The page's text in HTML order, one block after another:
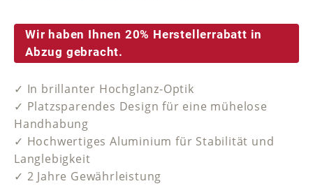
Wir haben Ihnen 20% Herstellerrabatt in
Abzug gebracht.
✓ In brillanter Hochglanz-Optik
✓ Platzsparendes Design für eine mühelose
Handhabung
✓ Hochwertiges Aluminium für Stabilität und
Langlebigkeit
✓ 2 Jahre Gewährleistung